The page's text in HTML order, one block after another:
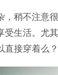
，稍不注意
受生活。尤
直接穿着么